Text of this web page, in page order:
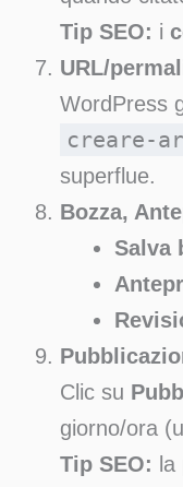
Tip SEO: i
URL/
WordPress
creare-
superflue.
Bozza,
Salva
Clic su
giorno/ora
Tip SEO: la